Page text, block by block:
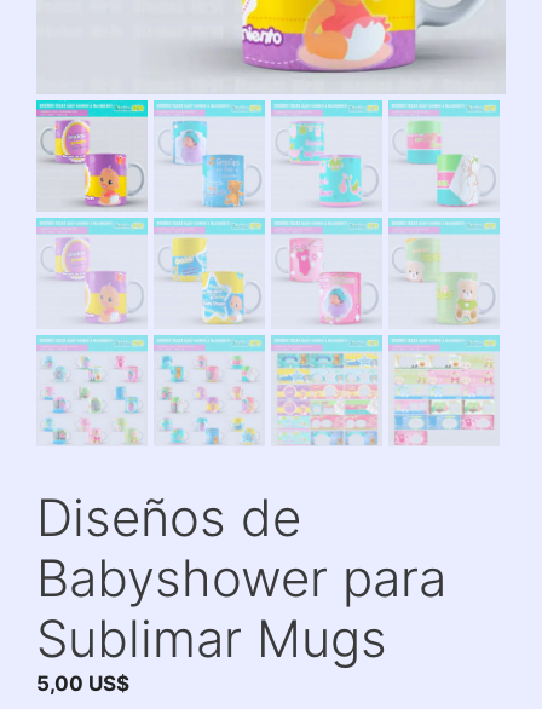
Diseños de
Babyshower para
Sublimar Mugs
5,00 US$